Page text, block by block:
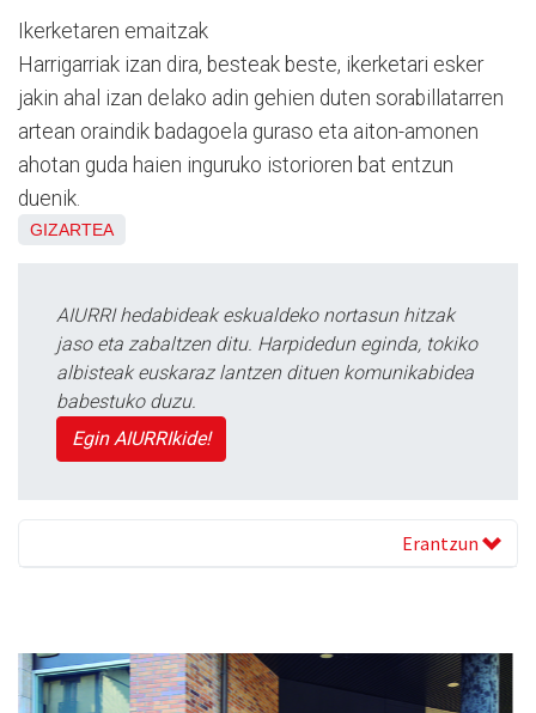
Ikerketaren emaitzak
Harrigarriak izan dira, besteak beste, ikerketari esker
jakin ahal izan delako adin gehien duten sorabillatarren
artean oraindik badagoela guraso eta aiton-amonen
ahotan guda haien inguruko istorioren bat entzun
duenik.
GIZARTEA
AIURRI hedabideak eskualdeko nortasun hitzak
jaso eta zabaltzen ditu. Harpidedun eginda, tokiko
albisteak euskaraz lantzen dituen komunikabidea
babestuko duzu.
Egin AIURRIkide!
Erantzun